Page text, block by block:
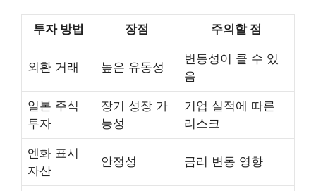
투자 방법 장점 주의할 점
외환 거래 높은 유동성
변동성이 클 수 있
음
일본 주식
투자
장기 성장 가
능성
기업 실적에 따른
리스크
엔화 표시
자산
안정성 금리 변동 영향